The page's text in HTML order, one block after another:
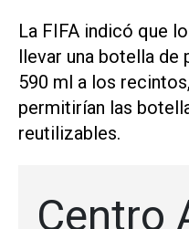
La FIFA indicó ⁠que
llevar una ‌botella de
590 ml a ⁠los
permitirían las
reutilizables.